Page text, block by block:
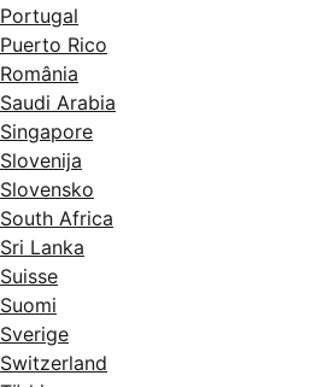
Portugal
Puerto Rico
România
Saudi Arabia
Singapore
Slovenija
Slovensko
South Africa
Sri Lanka
Suisse
Suomi
Sverige
Switzerland